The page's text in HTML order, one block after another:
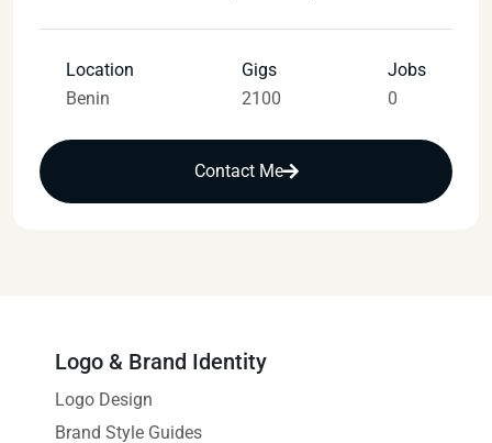
Location
Benin
Gigs
2100
Jobs
0
Contact Me
Logo & Brand Identity
Logo Design
Brand Style Guides